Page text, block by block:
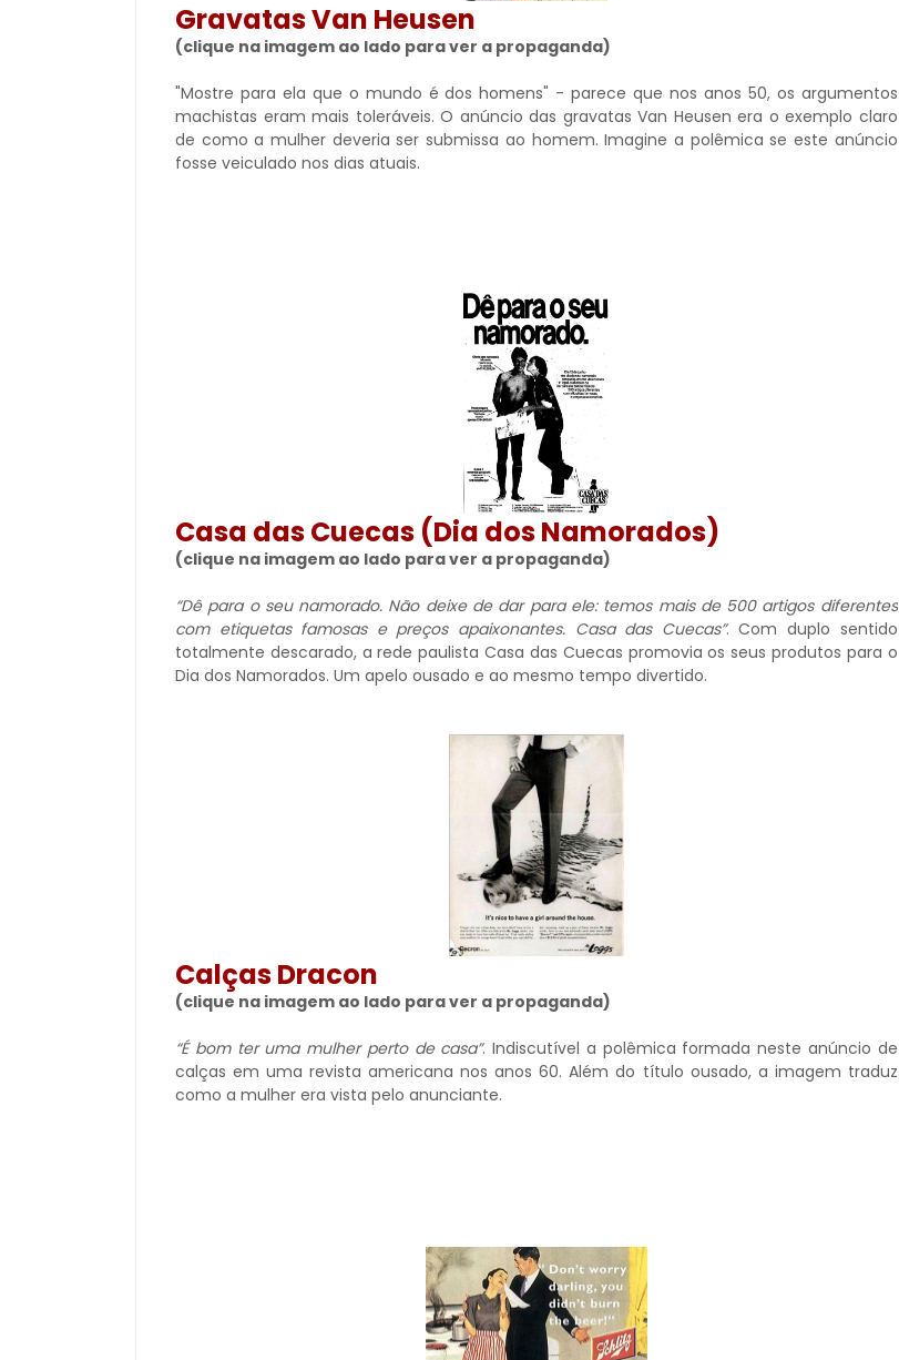
Gravatas Van Heusen
(clique na imagem ao lado para ver a propaganda)
"Mostre para ela que o mundo é dos homens" - parece que nos anos 50, os argumentos
machistas eram mais toleráveis. O anúncio das gravatas Van Heusen era o exemplo claro
de como a mulher deveria ser submissa ao homem. Imagine a polêmica se este anúncio
fosse veiculado nos dias atuais.
Casa das Cuecas (Dia dos Namorados)
(clique na imagem ao lado para ver a propaganda)
“Dê para o seu namorado. Não deixe de dar para ele: temos mais de 500 artigos diferentes
com etiquetas famosas e preços apaixonantes. Casa das Cuecas”. Com duplo sentido
totalmente descarado, a rede paulista Casa das Cuecas promovia os seus produtos para o
Dia dos Namorados. Um apelo ousado e ao mesmo tempo divertido.
Calças Dracon
(clique na imagem ao lado para ver a propaganda)
“É bom ter uma mulher perto de casa”. Indiscutível a polêmica formada neste anúncio de
calças em uma revista americana nos anos 60. Além do título ousado, a imagem traduz
como a mulher era vista pelo anunciante.